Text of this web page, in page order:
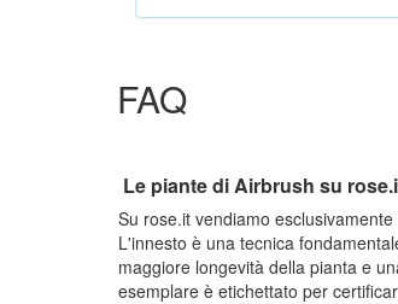
FAQ
Le piante di Airbrush su
Su rose.it vendiamo
L'innesto è una tecnica
maggiore longevità della pianta e
esemplare è etichettato per